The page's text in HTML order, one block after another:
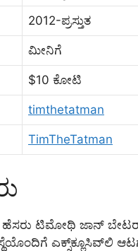
2012-ಪ್ರಸ್ತುತ
ಮೀನಿಗೆ
$10 ಕೋಟಿ
timthetatman
TimTheTatman
ಹೆಸರು ಟಿಮೋಥಿ ಜಾನ್
ಎಕ್ಸ್‌ಕ್ಲೂಸಿವ್‌ಲಿ